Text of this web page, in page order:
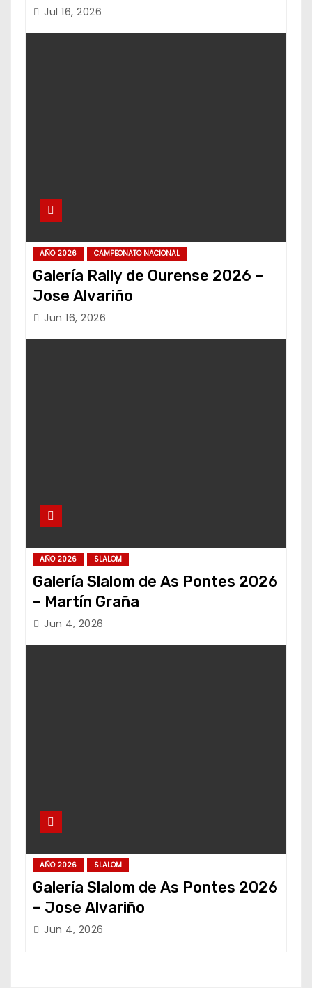
Jul 16, 2026
AÑO 2026 CAMPEONATO NACIONAL
Galería Rally de Ourense 2026 –
Jose Alvariño
Jun 16, 2026
AÑO 2026 SLALOM
Galería Slalom de As Pontes 2026
– Martín Graña
Jun 4, 2026
AÑO 2026 SLALOM
Galería Slalom de As Pontes 2026
– Jose Alvariño
Jun 4, 2026